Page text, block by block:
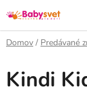
na
obsah
Domov / Predávané
Kindi